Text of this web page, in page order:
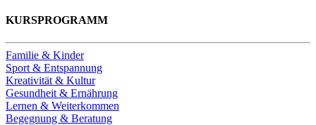
KURSPROGRAMM
Familie & Kinder
Sport & Entspannung
Kreativität & Kultur
Gesundheit & Ernährung
Lernen & Weiterkommen
Begegnung & Beratung